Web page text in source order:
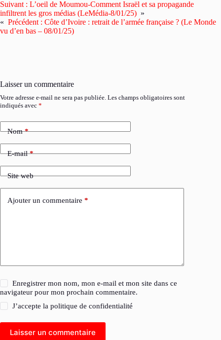
Suivant : L’oeil de Moumou-Comment Israël et sa propagande
infiltrent les gros médias (LeMédia-8/01/25) »
« Précédent : Côte d’Ivoire : retrait de l’armée française ? (Le Monde
vu d’en bas – 08/01/25)
Laisser un commentaire
Votre adresse e-mail ne sera pas publiée. Les champs obligatoires sont
indiqués avec *
Nom*
E-mail*
Site web
Ajouter un commentaire *
Enregistrer mon nom, mon e-mail et mon site dans ce
navigateur pour mon prochain commentaire.
J’accepte lapolitique de confidentialité
Laisser un commentaire